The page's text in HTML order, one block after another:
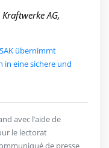
AG,
SAK übernimmt
in eine sichere und
avec l’aide de
le lectorat
de presse